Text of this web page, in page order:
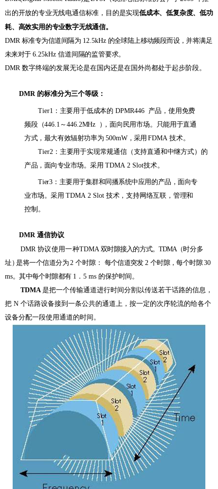
出的开放的专业无线电通信标准，目的是实现低成本、低复杂度、低功
耗、高效实用的专业数字无线通信。
DMR 标准专为信道间隔为 12.5kHz 的全球陆上移动频段而设，并将满足
未来对于 6.25kHz 信道间 隔的监管要求。
DMR 数字终端的发展无论是在国内还是在国外尚都处于起步阶段。
DMR 的标准分为三个等级：
Tier1 ：主要用于低成本的 DPMR446
产品，使用免费
频段（446 1 ～ 446. 2MHz ） ，面向民用市场。
只能用于直通
方式，最大有效辐射功率为 500mW，采用FDMA 技术。
Tier2 ：主要用于实现常规通信（支持直通和中继方式） 的
产品，面向专业市场。采用 TDMA 2 Slot技术。
Tier3 ：主要用于集群和同播系统中应用的产品，面向专
业市场。采用 TDMA 2 Slot 技术，支持网络互联，管理和
控制。
DMR 通信协议
DMR 协议使用一种TDMA 双时隙接入的方式。TDMA（时分多
址 ）是将一个信道分为2个时隙： 每个信道突发 2 个时隙，每个时隙30
ms。其中每个时隙都有 1 ．5 ms 的保护时间。
TDMA 是把一个传输通道进行时间分割以传送若干话路的信息，
把 N 个话路设备接到一条公共的通道上，按一定的次序轮流的给各个
设备分配一段使用通道的时间。